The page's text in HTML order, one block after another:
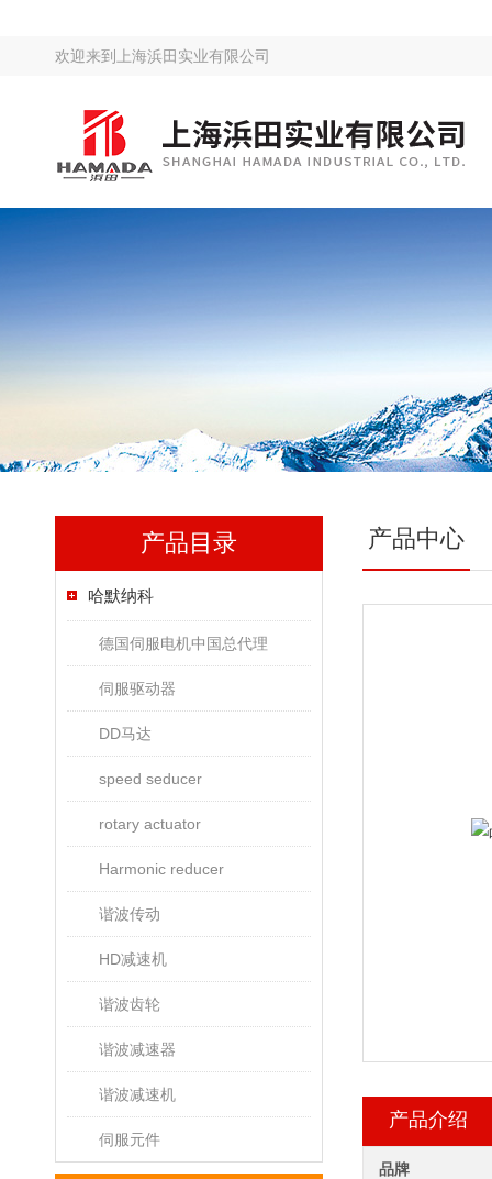
欢迎来到 上海浜田实业有限公司
产品目录
哈默纳科
德国伺服电机中国总代理
伺服驱动器
DD马达
speed seducer
rotary actuator
Harmonic reducer
谐波传动
HD减速机
谐波齿轮
谐波减速器
谐波减速机
伺服元件
产品中心
产品介绍
品牌